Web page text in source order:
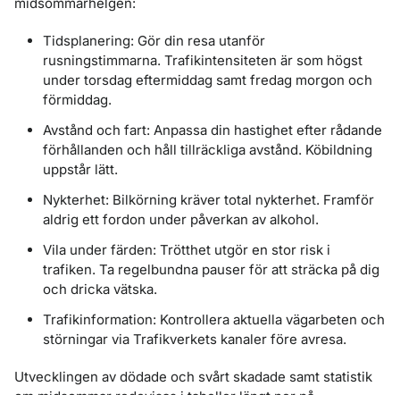
Tidsplanering: Gör din resa utanför
rusningstimmarna. Trafikintensiteten är som högst
under torsdag eftermiddag samt fredag morgon och
förmiddag.
Avstånd och fart: Anpassa din hastighet efter rådande
förhållanden och håll tillräckliga avstånd. Köbildning
uppstår lätt.
Nykterhet: Bilkörning kräver total nykterhet. Framför
aldrig ett fordon under påverkan av alkohol.
Vila under färden: Trötthet utgör en stor risk i
trafiken. Ta regelbundna pauser för att sträcka på dig
och dricka vätska.
Trafikinformation: Kontrollera aktuella vägarbeten och
störningar via Trafikverkets kanaler före avresa.
Utvecklingen av dödade och svårt skadade samt statistik